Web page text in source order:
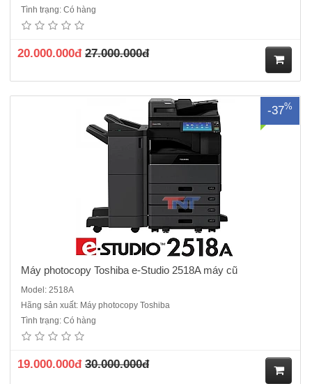
Tình trạng: Có hàng
20.000.000đ 27.000.000đ
ua
-37%
chuẩn : Copy - In - Scan màu - Kết nối mạng.Màn hình LCD cảm ứng
màu 10.1 InchTốc độ copy : 25 tờ/phút.Khay đựng giấy : 550 tờ x 2
Máy photocopy Toshiba e-Studio 2518A máy cũ
Model: 2518A
Hãng sản xuất: Máy photocopy Toshiba
Tình trạng: Có hàng
19.000.000đ 30.000.000đ